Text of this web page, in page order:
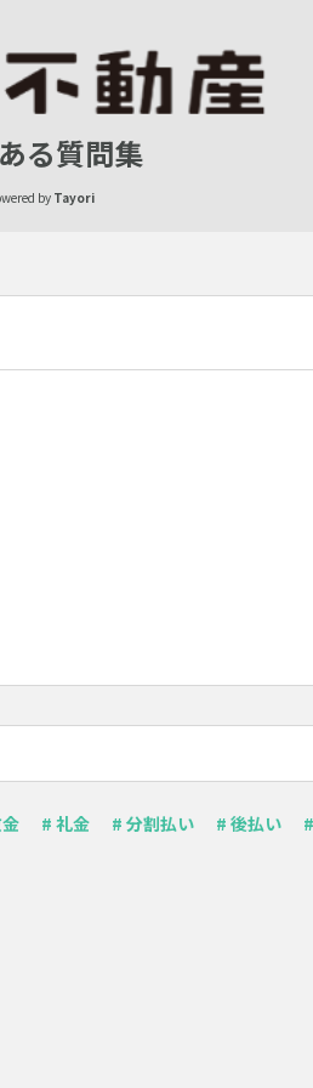
る質問集
by Tayori
# 礼金 # 分割払い # 後払い